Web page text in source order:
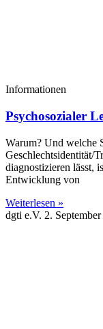
Informationen
Psychosozialer
Warum? Und welche
Geschlechtsidentität/
diagnostizieren lässt,
Entwicklung von
Weiterlesen »
dgti e.V. 2. September